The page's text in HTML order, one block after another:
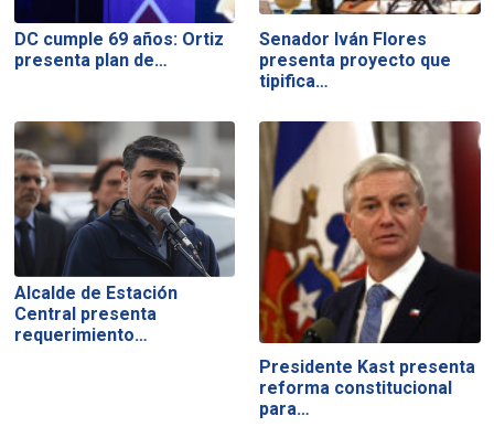
DC cumple 69 años: Ortiz
presenta plan de…
Senador Iván Flores
presenta proyecto que
tipifica…
Alcalde de Estación
Central presenta
requerimiento…
Presidente Kast presenta
reforma constitucional
para…